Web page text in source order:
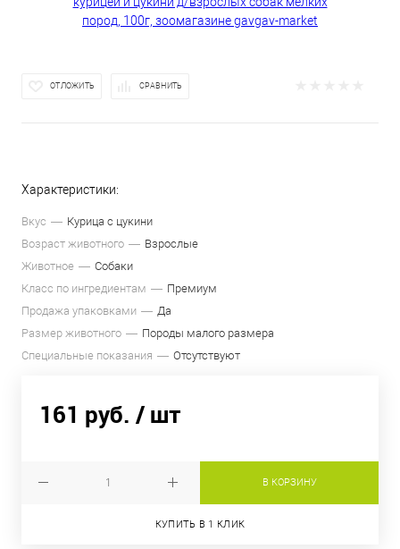
ОТЛОЖИТЬ СРАВНИТЬ
Характеристики:
Вкус
Курица с цукини
Возраст животного
Взрослые
Животное
Собаки
Класс по ингредиентам
Премиум
Продажа упаковками
Да
Размер животного
Породы малого размера
Специальные показания
Отсутствуют
161 руб. / шт
В КОРЗИНУ
КУПИТЬ В 1 КЛИК